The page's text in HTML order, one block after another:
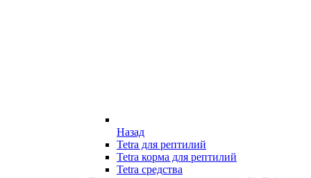
Назад
Tetra для рептилий
Tetra корма для рептилий
Tetra средства